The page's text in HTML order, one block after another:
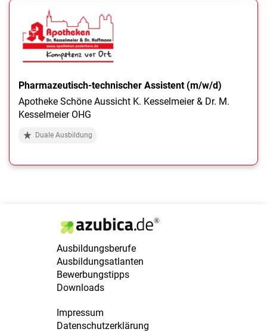
Pharmazeutisch-technischer Assistent (m/w/d)
Apotheke Schöne Aussicht K. Kesselmeier & Dr. M.
Kesselmeier OHG
Duale Ausbildung
Ausbildungsberufe
Ausbildungsatlanten
Bewerbungstipps
Downloads
Impressum
Datenschutzerklärung